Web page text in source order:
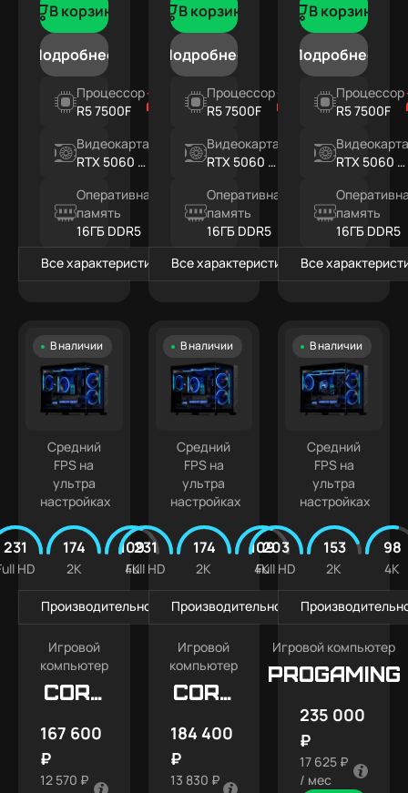
В корзину
Подробнее
Процессор
R5 7500F
Видеокарта
RTX 5060 Ti
Оперативная
память
16ГБ DDR5
Все характеристики
В корзину
Подробнее
Процессор
R5 7500F
Видеокарта
RTX 5060 Ti
Оперативная
память
16ГБ DDR5
Все характеристики
В корзину
Подробнее
Процессор
R5 7500F
RTX 5060 Ti
память
16ГБ DDR5
Все
В наличии
Средний
FPS на
ультра
настройках
231
HD
174
2K
109
4K
Производительность в играх
Игровой
компьютер
CORE
167 600
₽
12 570 ₽
В наличии
Средний
FPS на
ультра
настройках
231
Full HD
174
2K
109
4K
Производительность в играх
Игровой
компьютер
CORE
ULTRA
184 400
₽
13 830 ₽
В наличии
Средний
FPS на
ультра
настройках
203
Full HD
153
2K
98
4K
Игровой компьютер
PROGAMING
235 000
₽
17 625 ₽
/ мес